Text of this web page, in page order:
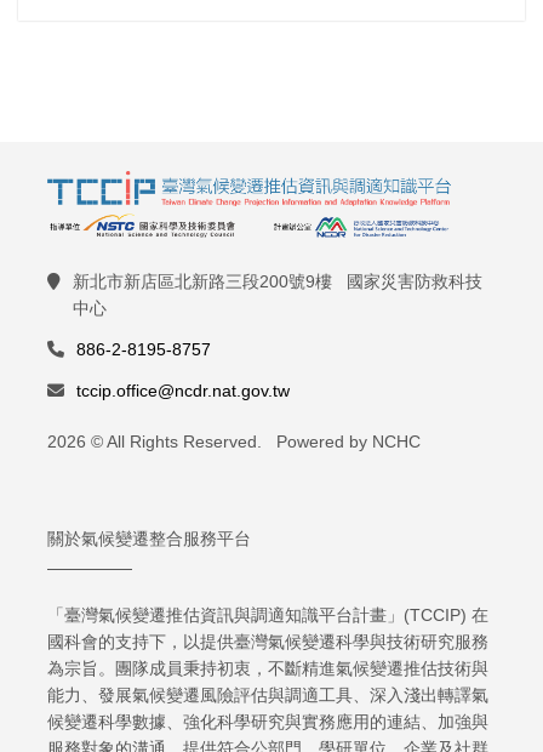
新北市新店區北新路三段200號9樓 國家災害防救科技
中心
886-2-8195-8757
tccip.office@ncdr.nat.gov.tw
2026 © All Rights Reserved. Powered by NCHC
關於氣候變遷整合服務平台
「臺灣氣候變遷推估資訊與調適知識平台計畫」(TCCIP) 在
國科會的支持下，以提供臺灣氣候變遷科學與技術研究服務
為宗旨。團隊成員秉持初衷，不斷精進氣候變遷推估技術與
能力、發展氣候變遷風險評估與調適工具、深入淺出轉譯氣
候變遷科學數據、強化科學研究與實務應用的連結、加強與
服務對象的溝通，提供符合公部門、學研單位、企業及社群